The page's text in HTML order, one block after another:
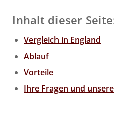
Inhalt dieser
Vergleich in England
Ablauf
Vorteile
Ihre Fragen und